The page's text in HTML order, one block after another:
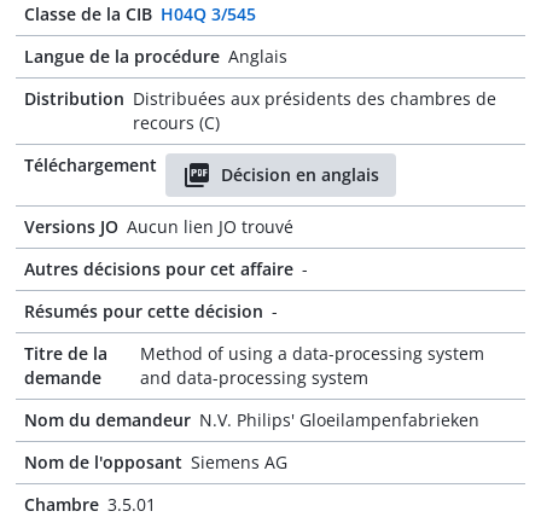
Classe de la CIB H04Q 3/545
Langue de la procédure Anglais
Distribution Distribuées aux présidents des chambres de
recours (C)
Téléchargement
Décision en anglais
Versions JO Aucun lien JO trouvé
Autres décisions pour cet affaire -
Résumés pour cette décision -
Titre de la
demande
Method of using a data-processing system
and data-processing system
Nom du demandeur N.V. Philips' Gloeilampenfabrieken
Nom de l'opposant Siemens AG
Chambre 3.5.01